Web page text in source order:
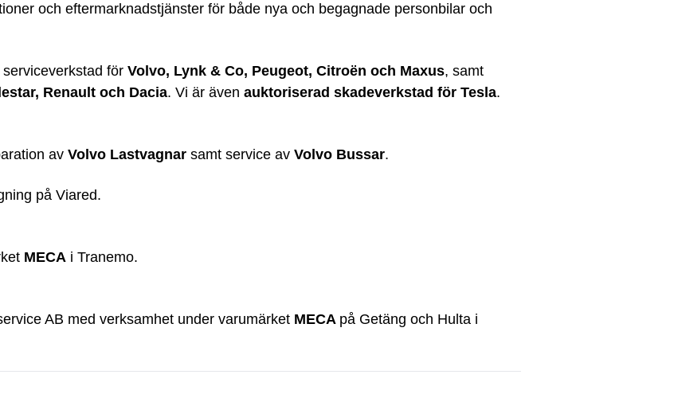
och eftermarknadstjänster för både nya och begagnade personbilar och
för Volvo, Lynk & Co, Peugeot, Citroën och Maxus, samt
Renault och Dacia. Vi är även auktoriserad skadeverkstad för Tesla.
av Volvo Lastvagnarsamt service av Volvo Bussar.
på Viared.
MECAi Tranemo.
AB med verksamhet under varumärket MECA på Getäng och Hulta i